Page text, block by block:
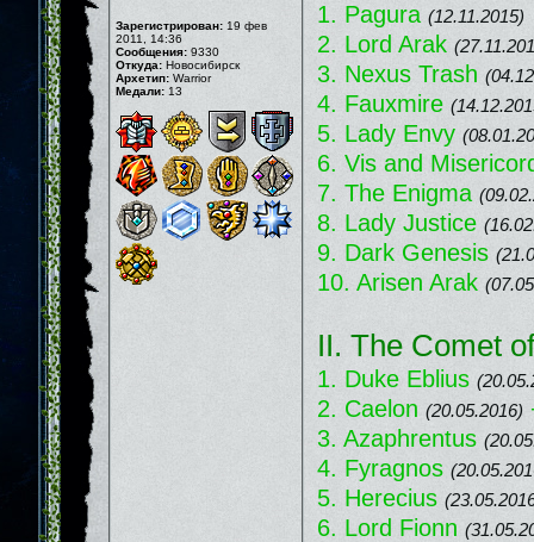
Зарегистрирован: 19 фев
2011, 14:36
Сообщения: 9330
Откуда: Новосибирск
Архетип: Warrior
Медали: 13
1. Pagura (12.11.2015)
2. Lord Arak
3. Nexus Trash
4. Fauxmire
5. Lady Envy
6. Vis and
7. The Enigma
8. Lady Justice
9. Dark Genesis
10. Arisen Arak
II. The Comet
1. Duke Eblius
2. Caelon (20.05.2016)
3. Azaphrentus
4. Fyragnos
5. Herecius
6. Lord Fionn